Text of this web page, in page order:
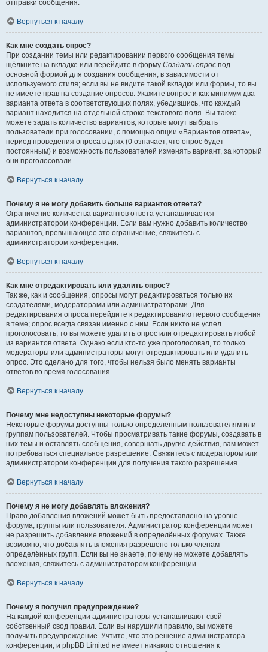
отправки сообщения.
Вернуться к началу
Как мне создать опрос?
При создании темы или редактировании первого сообщения темы
щёлкните на вкладке или перейдите в форму Создать опрос под
основной формой для создания сообщения, в зависимости от
используемого стиля; если вы не видите такой вкладки или формы, то вы
не имеете прав на создание опросов. Укажите вопрос и как минимум два
варианта ответа в соответствующих полях, убедившись, что каждый
вариант находится на отдельной строке текстового поля. Вы также
можете задать количество вариантов, которые могут выбрать
пользователи при голосовании, с помощью опции «Вариантов ответа»,
период проведения опроса в днях (0 означает, что опрос будет
постоянным) и возможность пользователей изменять вариант, за который
они проголосовали.
Вернуться к началу
Почему я не могу добавить больше вариантов ответа?
Ограничение количества вариантов ответа устанавливается
администратором конференции. Если вам нужно добавить количество
вариантов, превышающее это ограничение, свяжитесь с
администратором конференции.
Вернуться к началу
Как мне отредактировать или удалить опрос?
Так же, как и сообщения, опросы могут редактироваться только их
создателями, модераторами или администраторами. Для
редактирования опроса перейдите к редактированию первого сообщения
в теме; опрос всегда связан именно с ним. Если никто не успел
проголосовать, то вы можете удалить опрос или отредактировать любой
из вариантов ответа. Однако если кто-то уже проголосовал, то только
модераторы или администраторы могут отредактировать или удалить
опрос. Это сделано для того, чтобы нельзя было менять варианты
ответов во время голосования.
Вернуться к началу
Почему мне недоступны некоторые форумы?
Некоторые форумы доступны только определённым пользователям или
группам пользователей. Чтобы просматривать такие форумы, создавать в
них темы и оставлять сообщения, совершать другие действия, вам может
потребоваться специальное разрешение. Свяжитесь с модератором или
администратором конференции для получения такого разрешения.
Вернуться к началу
Почему я не могу добавлять вложения?
Право добавления вложений может быть предоставлено на уровне
форума, группы или пользователя. Администратор конференции может
не разрешить добавление вложений в определённых форумах. Также
возможно, что добавлять вложения разрешено только членам
определённых групп. Если вы не знаете, почему не можете добавлять
вложения, свяжитесь с администратором конференции.
Вернуться к началу
Почему я получил предупреждение?
На каждой конференции администраторы устанавливают свой
собственный свод правил. Если вы нарушили правило, вы можете
получить предупреждение. Учтите, что это решение администратора
конференции, и phpBB Limited не имеет никакого отношения к